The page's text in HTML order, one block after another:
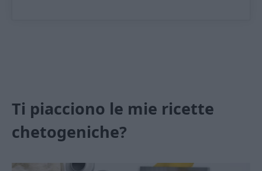
Ti piacciono le mie ricette
chetogeniche?